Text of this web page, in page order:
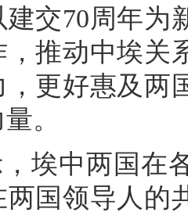
建交70周年为
，推动中埃关
，更好惠及两
。
埃中两国在
两国领导人的